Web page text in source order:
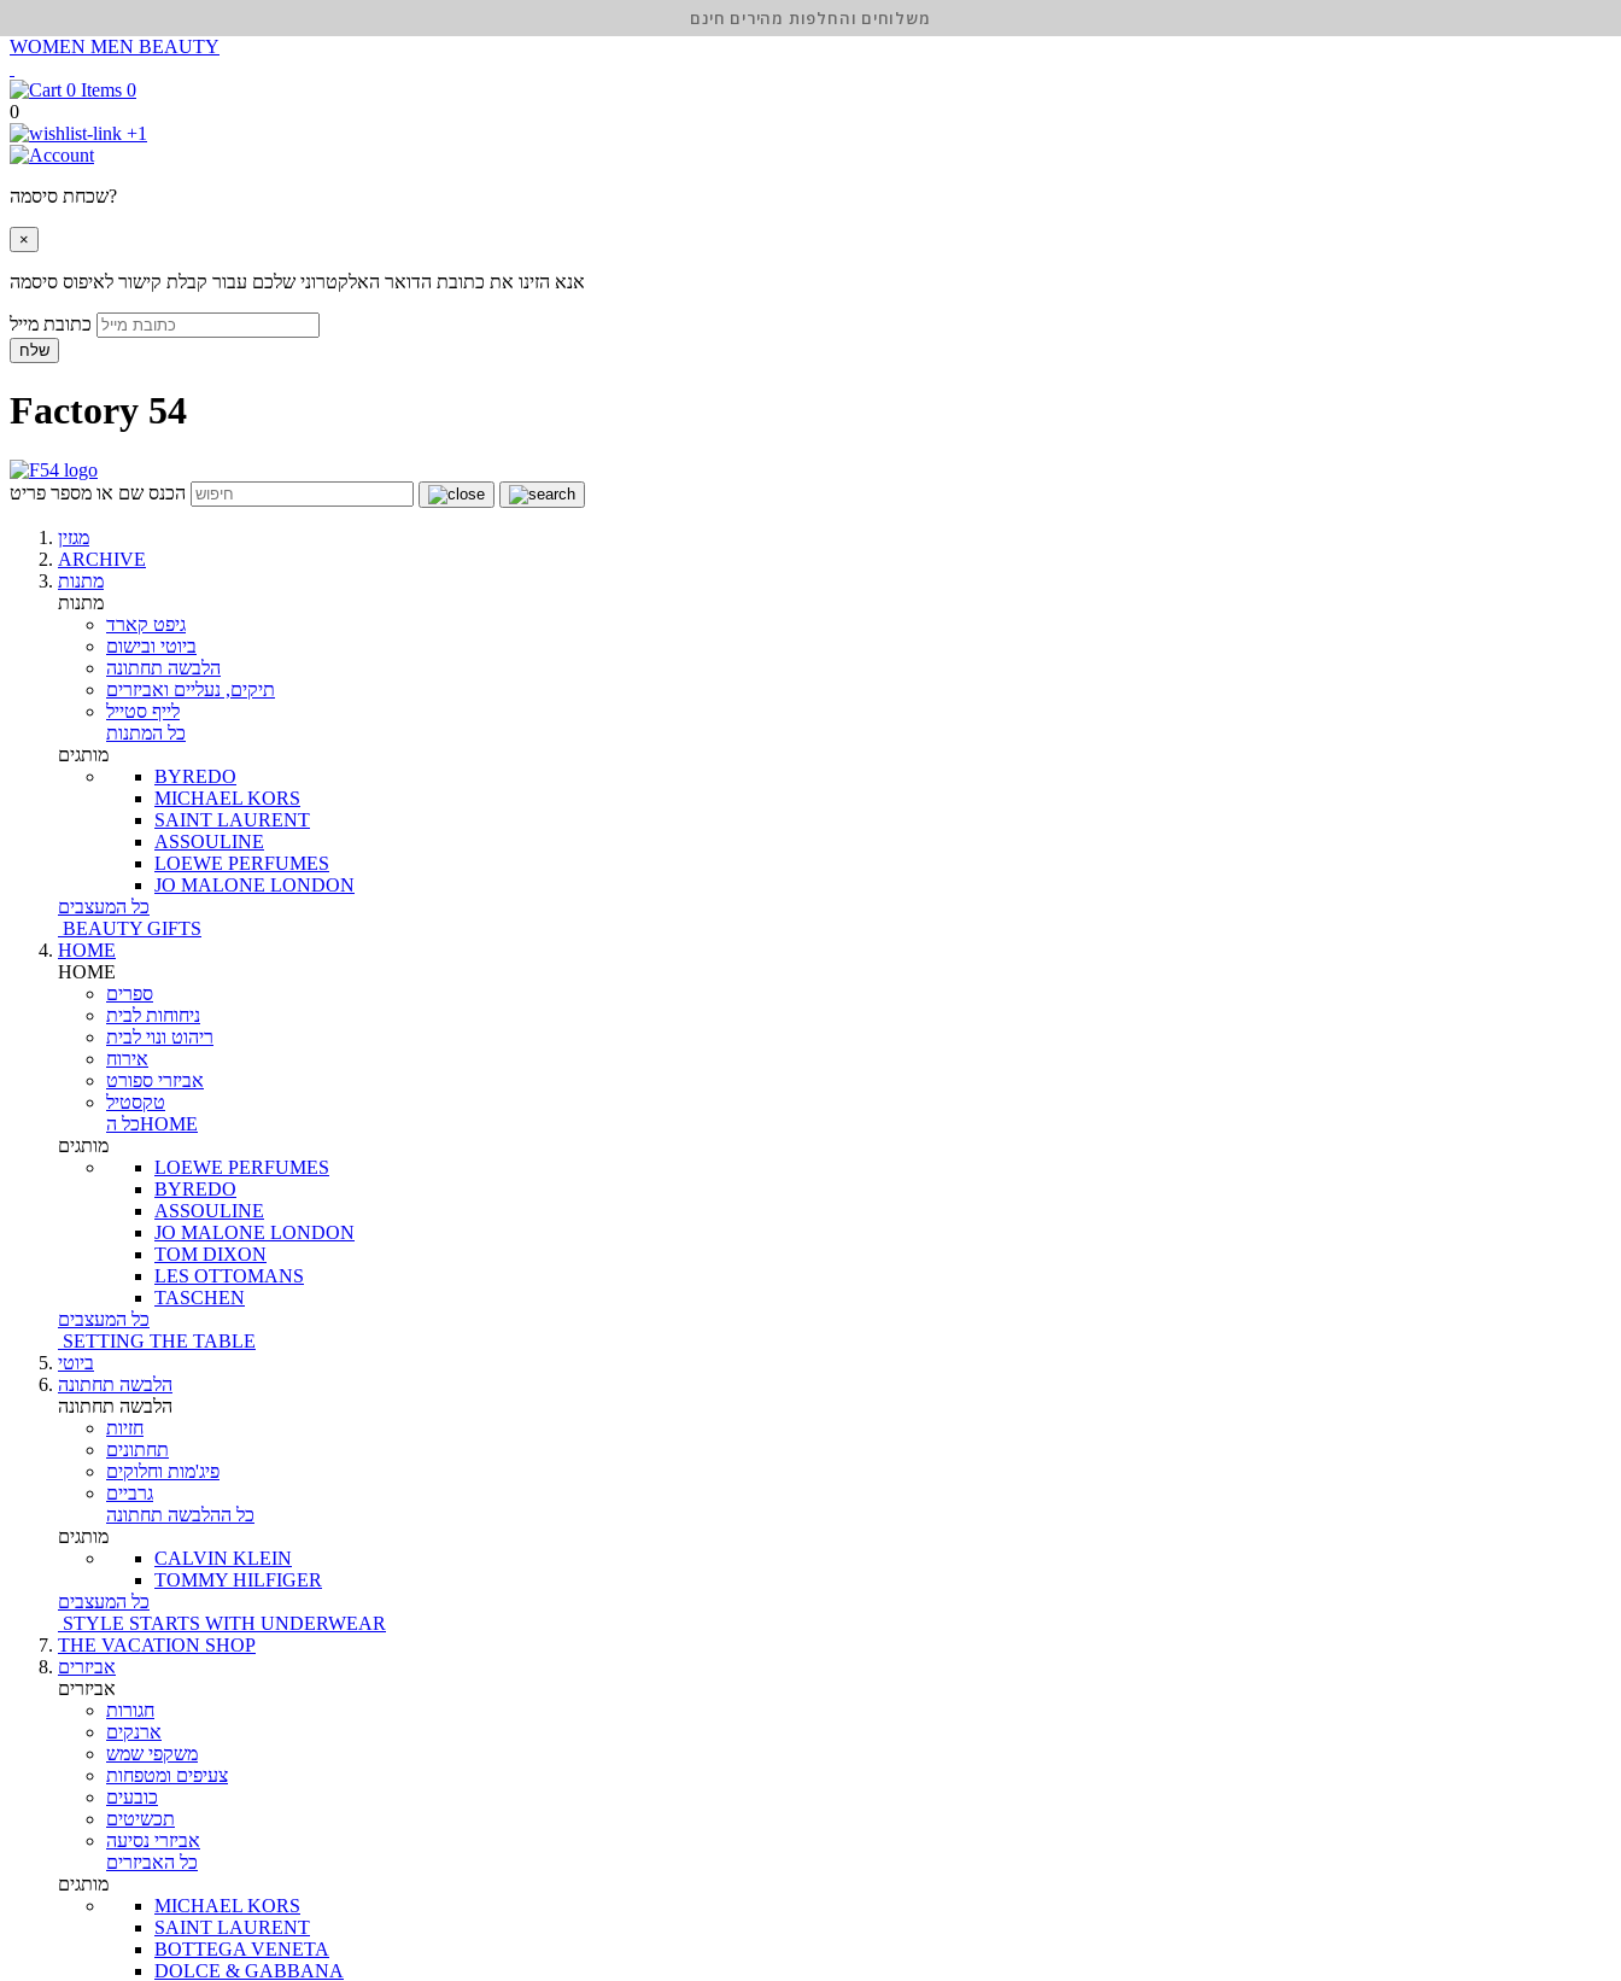
WOMEN MEN BEAUTY
0
0
+1
שכחת סיסמה?
×
אנא הזינו את כתובת הדואר האלקטרוני שלכם עבור קבלת קישור לאיפוס סיסמה
שלח
Factory 54
הכנס שם או מספר פריט
מגזין
ARCHIVE
מתנות
מתנות
גיפט קארד
ביוטי ובישום
הלבשה תחתונה
תיקים, נעליים ואביזרים
לייף סטייל
כל המתנות
מותגים
BYREDO
MICHAEL KORS
SAINT LAURENT
ASSOULINE
LOEWE PERFUMES
JO MALONE LONDON
כל המעצבים
BEAUTY GIFTS
HOME
HOME
ספרים
ניחוחות לבית
ריהוט ונוי לבית
אירוח
אביזרי ספורט
טקסטיל
כל הHOME
מותגים
LOEWE PERFUMES
BYREDO
ASSOULINE
JO MALONE LONDON
TOM DIXON
LES OTTOMANS
TASCHEN
כל המעצבים
SETTING THE TABLE
ביוטי
הלבשה תחתונה
הלבשה תחתונה
חזיות
תחתונים
פיג'מות וחלוקים
גרביים
כל ההלבשה תחתונה
מותגים
CALVIN KLEIN
TOMMY HILFIGER
כל המעצבים
STYLE STARTS WITH UNDERWEAR
THE VACATION SHOP
אביזרים
אביזרים
חגורות
ארנקים
משקפי שמש
צעיפים ומטפחות
כובעים
תכשיטים
אביזרי נסיעה
כל האביזרים
מותגים
MICHAEL KORS
SAINT LAURENT
BOTTEGA VENETA
DOLCE & GABBANA
משלוחים והחלפות מהירים חינם